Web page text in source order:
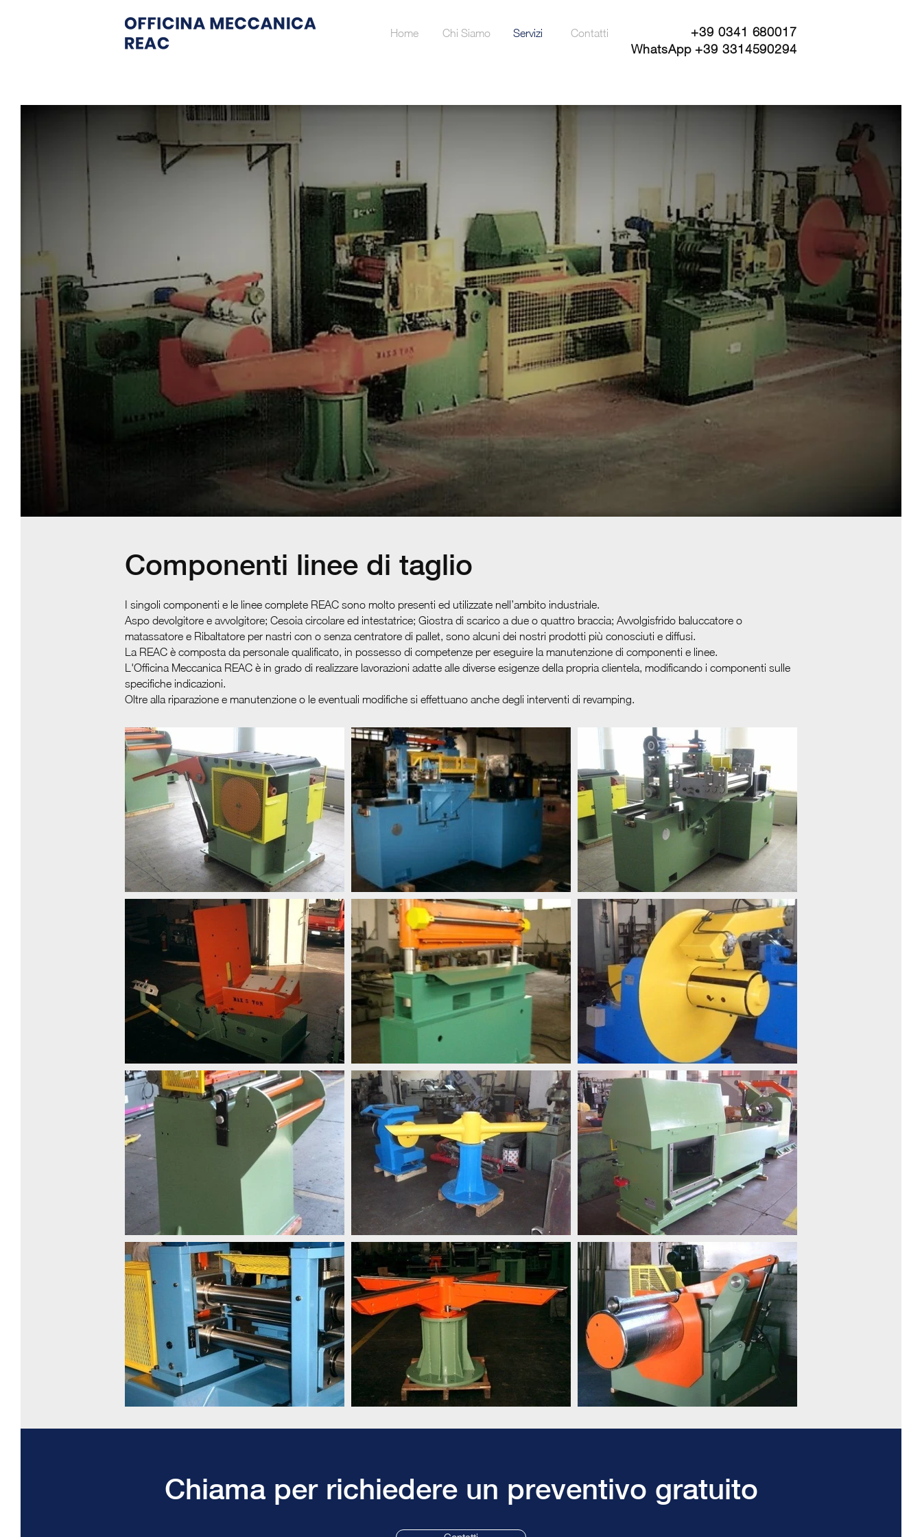
Home Chi Siamo Servizi Contatti
+39 0341 680017
WhatsApp +39 3314590294
Componenti linee di taglio
I singoli componenti e le linee complete REAC sono molto presenti ed utilizzate nell’ambito industriale.
Aspo devolgitore e avvolgitore; Cesoia circolare ed intestatrice; Giostra di scarico a due o quattro braccia; Avvolgisfrido baluccatore o
matassatore e Ribaltatore per nastri con o senza centratore di pallet, sono alcuni dei nostri prodotti più conosciuti e diffusi.
La REAC è composta da personale qualificato, in possesso di competenze per eseguire la manutenzione di componenti e linee.
L'Officina Meccanica REAC è in grado di realizzare lavorazioni adatte alle diverse esigenze della propria clientela, modificando i componenti sulle
specifiche indicazioni.
Oltre alla riparazione e manutenzione o le eventuali modifiche si effettuano anche degli interventi di revamping.
Chiama per richiedere un preventivo gratuito